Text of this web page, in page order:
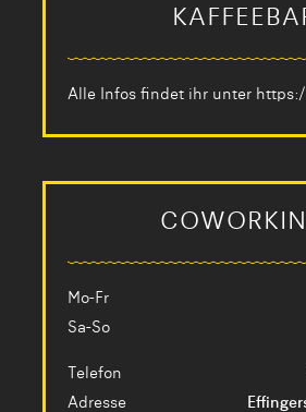
Mo-Fr
Sa-So
Telefon
Adresse
Alle Infos findet ihr unter